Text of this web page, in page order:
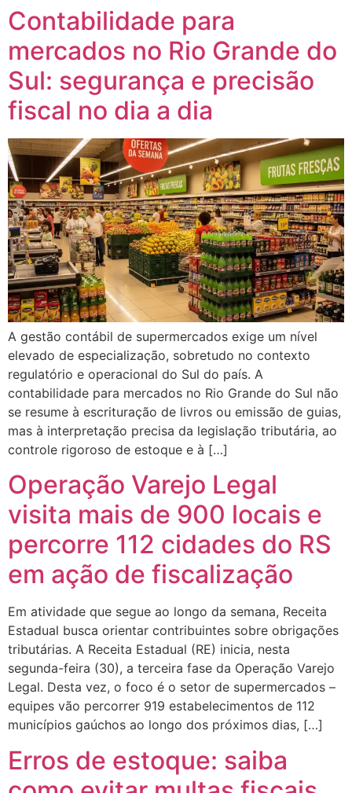
Contabilidade para
mercados no Rio Grande do
Sul: segurança e precisão
fiscal no dia a dia
A gestão contábil de supermercados exige um nível
elevado de especialização, sobretudo no contexto
regulatório e operacional do Sul do país. A
contabilidade para mercados no Rio Grande do Sul não
se resume à escrituração de livros ou emissão de guias,
mas à interpretação precisa da legislação tributária, ao
controle rigoroso de estoque e à […]
Operação Varejo Legal
visita mais de 900 locais e
percorre 112 cidades do RS
em ação de fiscalização
Em atividade que segue ao longo da semana, Receita
Estadual busca orientar contribuintes sobre obrigações
tributárias. A Receita Estadual (RE) inicia, nesta
segunda-feira (30), a terceira fase da Operação Varejo
Legal. Desta vez, o foco é o setor de supermercados –
equipes vão percorrer 919 estabelecimentos de 112
municípios gaúchos ao longo dos próximos dias, […]
Erros de estoque: saiba